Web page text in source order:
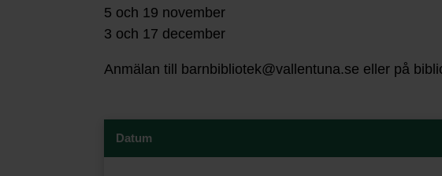
5 och 19 november
3 och 17 december
Anmälan till barnbibliotek@vallentuna.se eller på
Datum